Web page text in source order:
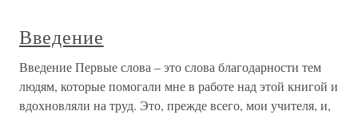
Введение
Введение Первые слова – это слова благодарности тем
людям, которые помогали мне в работе над этой книгой и
вдохновляли на труд. Это, прежде всего, мои учителя, и,